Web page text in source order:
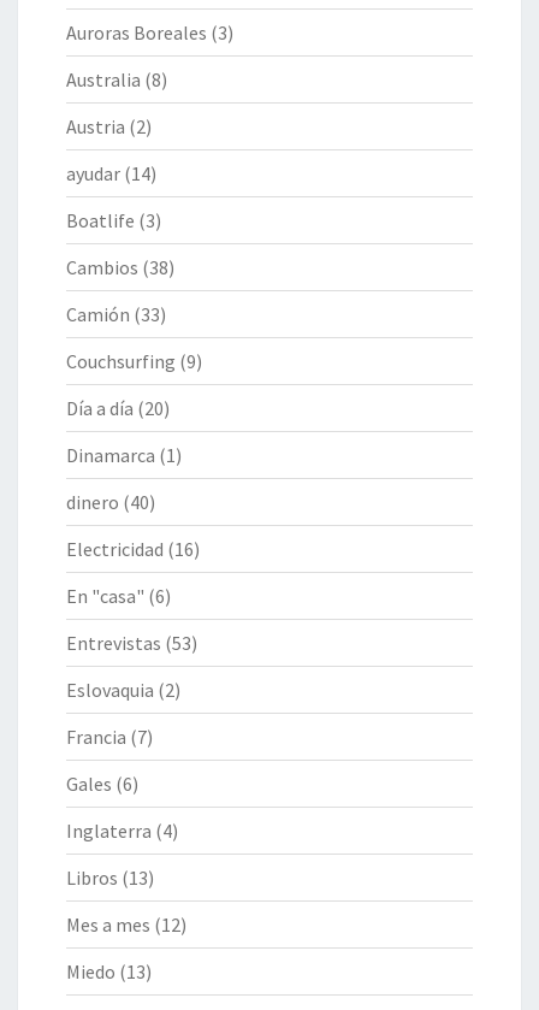
Auroras Boreales (3)
Australia (8)
Austria (2)
ayudar (14)
Boatlife (3)
Cambios (38)
Camión (33)
Couchsurfing (9)
Día a día (20)
Dinamarca (1)
dinero (40)
Electricidad (16)
En "casa" (6)
Entrevistas (53)
Eslovaquia (2)
Francia (7)
Gales (6)
Inglaterra (4)
Libros (13)
Mes a mes (12)
Miedo (13)